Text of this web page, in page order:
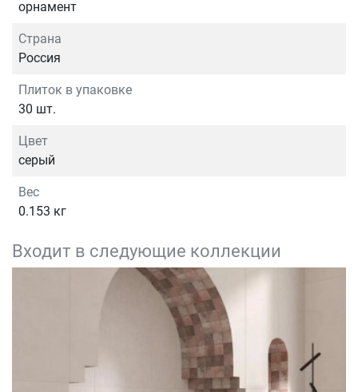
орнамент
Страна
Россия
Плиток в упаковке
30 шт.
Цвет
серый
Вес
0.153 кг
Входит в следующие коллекции